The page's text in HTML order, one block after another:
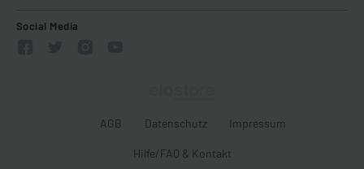
Social Media
AGB Datenschutz Impressum
Hilfe/FAQ & Kontakt